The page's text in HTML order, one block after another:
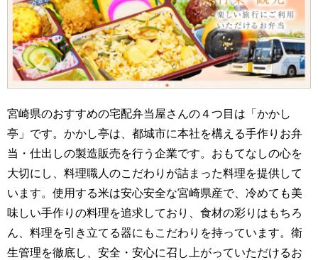
宮崎県のおすすめの宅配弁当屋さんの４つ目は「かかし
亭」です。かかし亭は、都城市に本社を構える手作りお弁
当・仕出しの製造販売を行う企業です。おもてなしの心を
大切にし、料理職人のこだわりが詰まった料理を提供して
います。使用する米は安心安全な宮崎県産で、冷めても美
味しい手作りの料理を追求しており、食材の彩りはもちろ
ん、料理を引き立てる器にもこだわりを持っています。衛
生管理を徹底し、安全・安心に召し上がっていただけるお